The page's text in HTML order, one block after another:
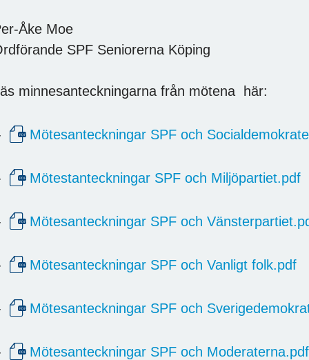
Åke Moe
SPF Seniorerna Köping
minnesanteckningarna från mötena här:
Mötesanteckningar SPF och
Mötestanteckningar SPF och Miljöpartiet.pdf
Mötesanteckningar SPF och
Mötesanteckningar SPF och Vanligt folk.pdf
Mötesanteckningar SPF och
Mötesanteckningar SPF och Moderaterna.pdf